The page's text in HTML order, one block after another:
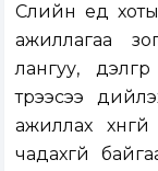
Сүүлийн үед
ажиллагаа
лангуу,
түрээсээ
ажиллах
чадахгүй